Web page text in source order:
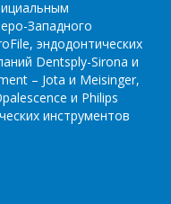
Западного
эндодонтических
Dentsply-Sirona и
– Jota и Meisinger,
и Philips
инструментов